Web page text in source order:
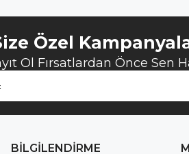
Özel
Ol Fırsatlardan Önce Sen
BİLGİLENDİRME